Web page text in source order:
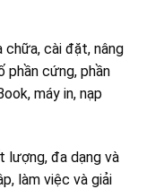
chữa, cài đặt, nâng
phần cứng, phần
máy in, nạp
lượng, đa dạng và
làm việc và giải